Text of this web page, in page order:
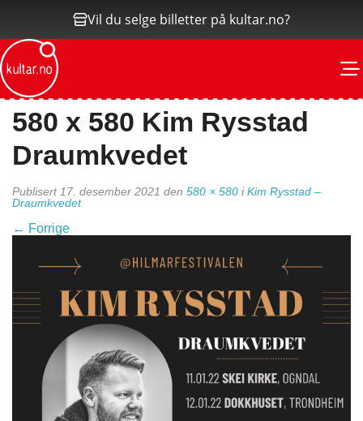
Vil du selge billetter på kultar.no?
580 x 580 Kim Rysstad
Draumkvedet
Publisert 17. desember 2021 den 580 × 580 iKim Rysstad –
Draumkvedet
← Forrige